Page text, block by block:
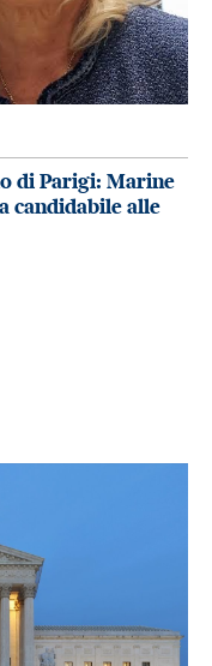
di Parigi: Marine
candidabile alle